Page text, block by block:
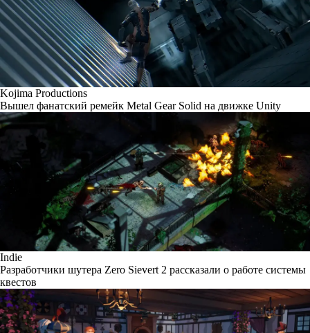
Kojima Productions
Вышел фанатский ремейк Metal Gear Solid на движке Unity
Indie
Разработчики шутера Zero Sievert 2 рассказали о работе системы
квестов